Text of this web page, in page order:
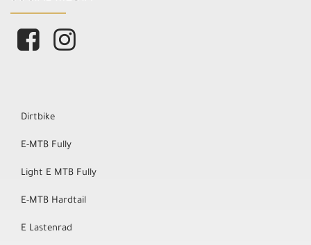
Dirtbike
E-MTB Fully
Light E MTB Fully
E-MTB Hardtail
E Lastenrad